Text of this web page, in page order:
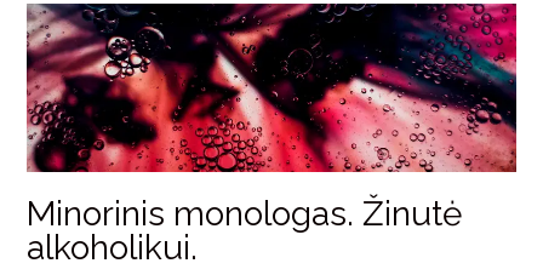
Minorinis monologas. Žinutė
alkoholikui.